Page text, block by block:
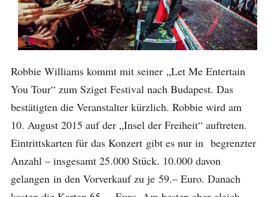
Robbie Williams kommt mit seiner „Let Me Entertain
You Tour“ zum Sziget Festival nach Budapest. Das
bestätigten die Veranstalter kürzlich. Robbie wird am
10. August 2015 auf der „Insel der Freiheit“ auftreten.
Eintrittskarten für das Konzert gibt es nur in begrenzter
Anzahl – insgesamt 25.000 Stück. 10.000 davon
gelangen in den Vorverkauf zu je 59.– Euro. Danach